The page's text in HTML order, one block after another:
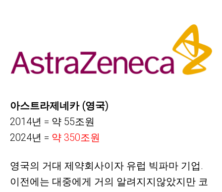
아스트라제네카 (영국)
2014년 = 약 55조원
2024년 = 약 350조원
영국의 거대 제약회사이자 유럽 빅파마 기업.
이전에는 대중에게 거의 알려지지않았지만 코